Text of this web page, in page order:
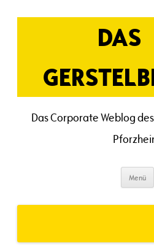
Inhalt
DAS
Das Corporate Weblog
Menü